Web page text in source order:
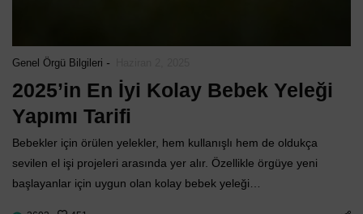
Genel Örgü Bilgileri -
2025’in En İyi Kolay Bebek Yeleği
Yapımı Tarifi
Bebekler için örülen yelekler, hem kullanışlı hem de oldukça
sevilen el işi projeleri arasında yer alır. Özellikle örgüye yeni
başlayanlar için uygun olan kolay bebek yeleği…